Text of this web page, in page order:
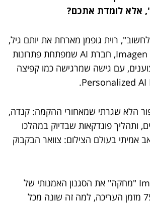
אלא לומדת אתכם?
רוית גופמן מארחת את יותם גיל,
שותף-מייסד ומנכ"ל Imagen, חברת AI שמפתחת פתרונות
עם גישה שמרגישה כמו קפיצה
הלא שגרתי שמאחורי ההקמה: קנדה,
ותהליך פונדקאות שבדיוק במהלכו
אמיתי בעולם הצילום: צוואר הבקבוק
נדבר על איך Imagen "מחקה" את הסגנון האמנותי של
הצלם וחוסכת כ-75% מזמן העריכה, למה זה שונה מכל